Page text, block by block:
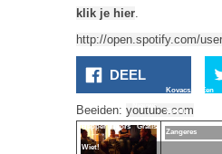
klik je hier
http://open.spotify.com/
DEEL
Beelden: youtube.com
Yessss! De Nieuwe
Rapper Sjors Gratis
Wiet!
Kovacs, Een
Goede
Zangeres